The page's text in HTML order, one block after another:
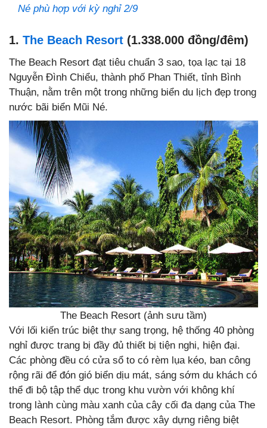
Né phù hợp với kỳ nghỉ 2/9
1. The Beach Resort (1.338.000 đồng/đêm)
The Beach Resort đạt tiêu chuẩn 3 sao, tọa lạc tại 18
Nguyễn Đình Chiểu, thành phố Phan Thiết, tỉnh Bình
Thuận, nằm trên một trong những biển du lịch đẹp trong
nước bãi biển Mũi Né.
The Beach Resort (ảnh sưu tầm)
Với lối kiến trúc biệt thự sang trọng, hệ thống 40 phòng
nghỉ được trang bị đầy đủ thiết bị tiện nghi, hiện đại.
Các phòng đều có cửa sổ to có rèm lụa kéo, ban công
rộng rãi để đón gió biển dịu mát, sáng sớm du khách có
thể đi bộ tập thể dục trong khu vườn với không khí
trong lành cùng màu xanh của cây cối đa dạng của The
Beach Resort. Phòng tắm được xây dựng riêng biệt